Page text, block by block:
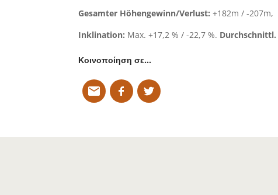
Gesamter Höhengewinn/Verlust:+182m / -207m,
Inklination: Max. +17,2 % / -22,7 %. Durchschnittl.
Κοινοποίηση σε…